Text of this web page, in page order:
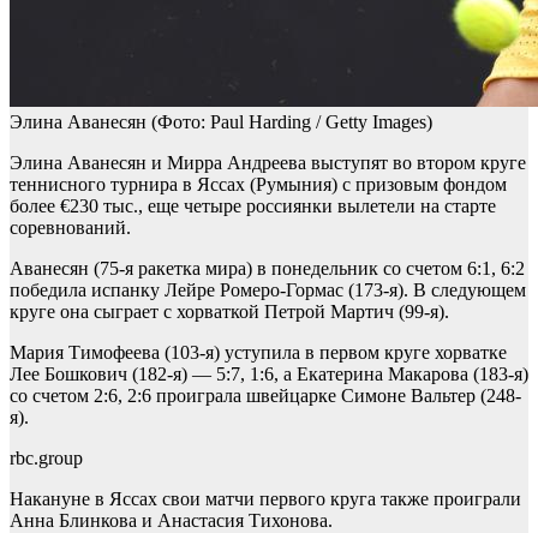
Элина Аванесян (Фото: Paul Harding / Getty Images)
Элина Аванесян и Мирра Андреева выступят во втором круге
теннисного турнира в Яссах (Румыния) с призовым фондом
более €230 тыс., еще четыре россиянки вылетели на старте
соревнований.
Аванесян (75-я ракетка мира) в понедельник со счетом 6:1, 6:2
победила испанку Лейре Ромеро-Гормас (173-я). В следующем
круге она сыграет с хорваткой Петрой Мартич (99-я).
Мария Тимофеева (103-я) уступила в первом круге хорватке
Лее Бошкович (182-я) — 5:7, 1:6, а Екатерина Макарова (183-я)
со счетом 2:6, 2:6 проиграла швейцарке Симоне Вальтер (248-
я).
rbc.group
Накануне в Яссах свои матчи первого круга также проиграли
Анна Блинкова и Анастасия Тихонова.